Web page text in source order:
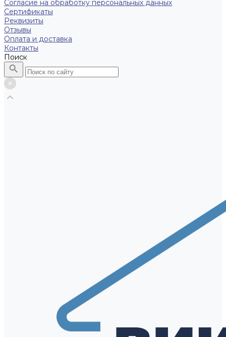
Согласие на обработку персональных данных
Сертификаты
Реквизиты
Отзывы
Оплата и доставка
Контакты
Поиск